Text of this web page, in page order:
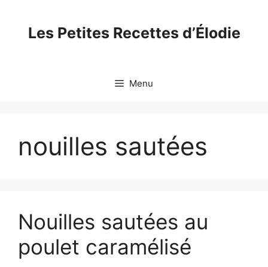
contentLes Petites Recettes d’Élodie
Menu
nouilles sautées
Nouilles sautées au
poulet caramélisé